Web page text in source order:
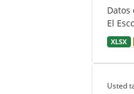
Datos
El
XLSX
Usted